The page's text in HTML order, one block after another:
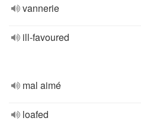
vannerie
ill-favoured
mal aimé
loafed